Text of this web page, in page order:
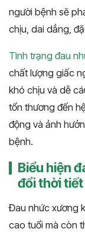
người bệnh sẽ
chịu, dai dẳng,
Tình trạng đau
chất lượng giấc
khó chịu và dễ
tổn thương đến
động và ảnh
bệnh.
Biểu hiện
đổi thời tiết
Đau nhức xương
cao tuổi mà còn